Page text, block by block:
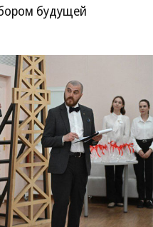
будущей